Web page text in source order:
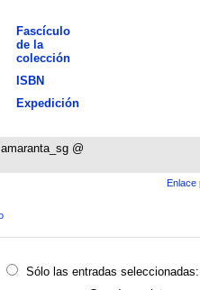
Fascículo
de la
colección
ISBN
Expedición
@
Enlace
Sólo las entradas seleccionadas: